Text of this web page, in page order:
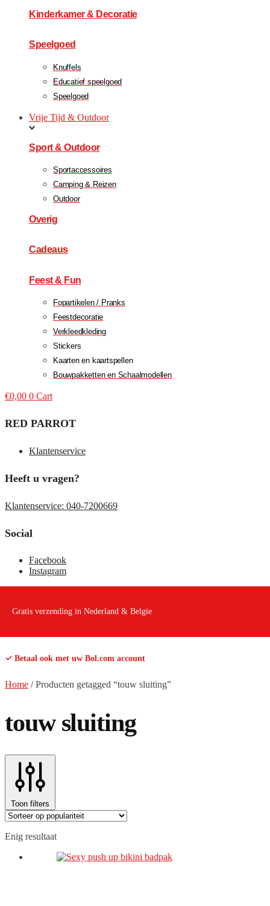
Kinderkamer & Decoratie
Speelgoed
Knuffels
Educatief speelgoed
Speelgoed
Vrije Tijd & Outdoor
Sport & Outdoor
Sportaccessoires
Camping & Reizen
Outdoor
Overig
Cadeaus
Feest & Fun
Fopartikelen / Pranks
Feestdecoratie
Verkleedkleding
Stickers
Kaarten en kaartspellen
Bouwpakketten en Schaalmodellen
€0,00 0 Cart
RED PARROT
Klantenservice
Heeft u vragen?
Klantenservice: 040-7200669
Social
Facebook
Instagram
Gratis verzending in Nederland & Belgie
✓ Betaal ook met uw Bol.com account
Home /Producten getagged “touw sluiting”
touw sluiting
Toon filters
Enig resultaat